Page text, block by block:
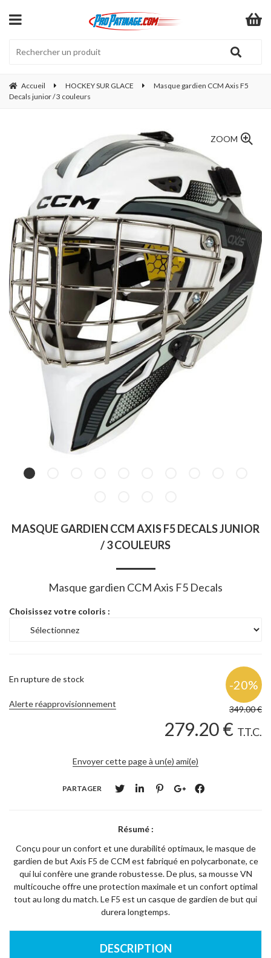
Accueil HOCKEY SUR GLACE
Masque gardien CCM Axis F5
Decals junior / 3 couleurs
ZOOM
MASQUE GARDIEN CCM AXIS F5 DECALS JUNIOR
/ 3 COULEURS
Masque gardien CCM Axis F5 Decals
Choisissez votre coloris :
349.00€
279.20€ T.T.C.
En rupture de stock
Alerte réapprovisionnement
Envoyer cette page à un(e) ami(e)
PARTAGER
Résumé :
Conçu pour un confort et une durabilité optimaux, le masque de
gardien de but Axis F5 de CCM est fabriqué en polycarbonate, ce
qui lui confère une grande robustesse. De plus, sa mousse VN
multicouche offre une protection maximale et un confort optimal
tout au long du match. Le F5 est un casque de gardien de but qui
durera longtemps.
DESCRIPTION